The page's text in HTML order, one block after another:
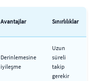
Avantajlar Sınırlılıklar
Derinlemesine
iyileşme
Uzun
süreli
takip
gerekir